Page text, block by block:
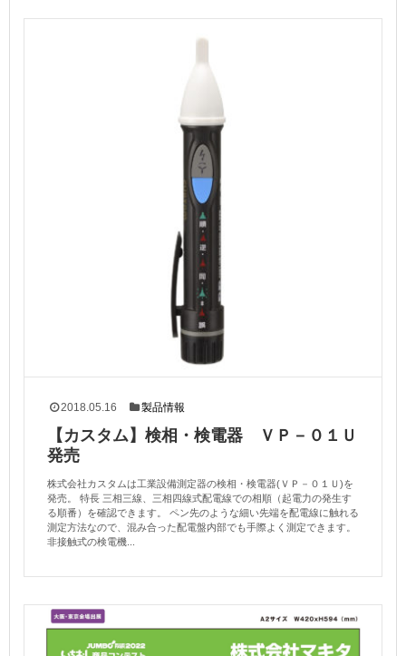
2018.05.16 製品情報
【カスタム】検相・検電器 ＶＰ－０１Ｕ
発売
株式会社カスタムは工業設備測定器の検相・検電器(ＶＰ－０１Ｕ)を
発売。 特長 三相三線、三相四線式配電線での相順（起電力の発生す
る順番）を確認できます。 ペン先のような細い先端を配電線に触れる
測定方法なので、混み合った配電盤内部でも手際よく測定できます。
非接触式の検電機...